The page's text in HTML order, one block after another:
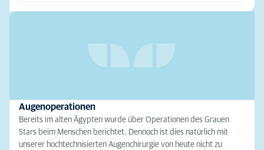
Augenoperationen
Bereits im alten Ägypten wurde über Operationen des Grauen
Stars beim Menschen berichtet. Dennoch ist dies natürlich mit
unserer hochtechnisierten Augenchirurgie von heute nicht zu